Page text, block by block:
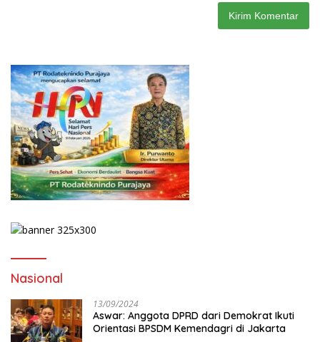
Nasional
13/09/2024
Aswar: Anggota DPRD dari Demokrat Ikuti
Orientasi BPSDM Kemendagri di Jakarta